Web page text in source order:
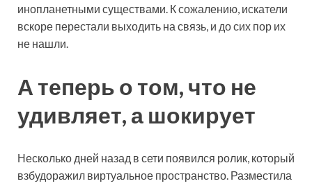
инопланетными существами. К сожалению, искатели
вскоре перестали выходить на связь, и до сих пор их
не нашли.
А теперь о том, что не
удивляет, а шокирует
Несколько дней назад в сети появился ролик, который
взбудоражил виртуальное пространство. Разместила